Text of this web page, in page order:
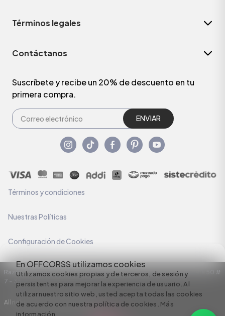
En OFFCORSS utilizamos cookies
Utilizamos cookies propias y de terceros, de sesión y
persistentes para mejorar la experiencia de usuario. Al
utilizar nuestro sitio web, usted acepta todas las cookies
de acuerdo con nuestra política de cookies. Más
información
Términos legales
Contáctanos
Suscríbete y recibe un 20% de descuento en tu
primera compra.
ENVIAR
Términos y condiciones
Nuestras Políticas
Configuración de Cookies
Razón Social: C.I HERMECO S.A. NIT: 890924167-6 Dirección: Carrera 50 #
7 – 35
All rights reserved empowered by